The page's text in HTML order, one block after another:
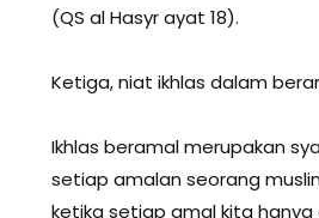
(QS al Hasyr ayat 18).
Ketiga, niat ikhlas dalam
Ikhlas beramal merupakan
setiap amalan seorang
ketika setiap amal kita hanya